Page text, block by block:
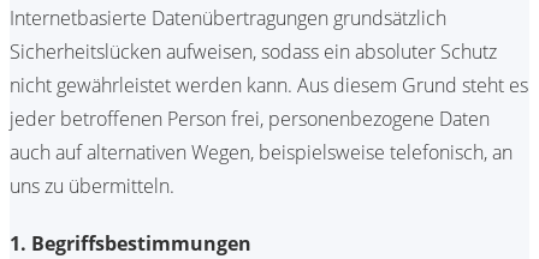
Internetbasierte Datenübertragungen grundsätzlich
Sicherheitslücken aufweisen, sodass ein absoluter Schutz
nicht gewährleistet werden kann. Aus diesem Grund steht es
jeder betroffenen Person frei, personenbezogene Daten
auch auf alternativen Wegen, beispielsweise telefonisch, an
uns zu übermitteln.
1. Begriffsbestimmungen